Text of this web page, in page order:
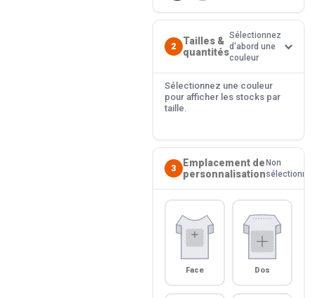
2
Tailles &
quantités
Sélectionnez
d'abord une
couleur
Sélectionnez une couleur
pour afficher les stocks par
taille.
3
Emplacement de
personnalisation
Non
sélectionné
Face Dos